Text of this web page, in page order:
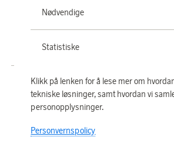
Nødvendige
Statistiske
Klikk på lenken for å lese mer om
tekniske løsninger, samt hvordan vi
personopplysninger.
Personvernspolicy
Butikk SAS EuroBonus drives av Crossroads